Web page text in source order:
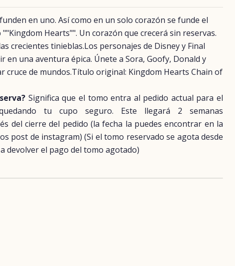
en uno. Así como en un solo corazón se funde el
Hearts"". Un corazón que crecerá sin reservas.
crecientes tinieblas.Los personajes de Disney y Final
en una aventura épica. Únete a Sora, Goofy, Donald y
cruce de mundos.Título original: Kingdom Hearts Chain of
Significa que el tomo entra al pedido actual para el
tu cupo seguro. Este llegará 2 semanas
del cierre del pedido (la fecha la puedes encontrar en la
post de instagram) (Si el tomo reservado se agota desde
devolver el pago del tomo agotado)